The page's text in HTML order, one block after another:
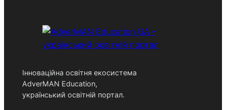
Інноваційна освітня екосистема
AdverMAN Education,
український освітній портал.